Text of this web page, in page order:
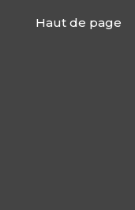
Haut de page